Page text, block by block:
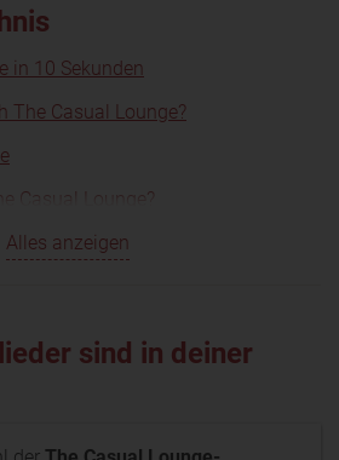
in 10 Sekunden
The Casual Lounge?
Casual Lounge?
Alles anzeigen
sind in deiner